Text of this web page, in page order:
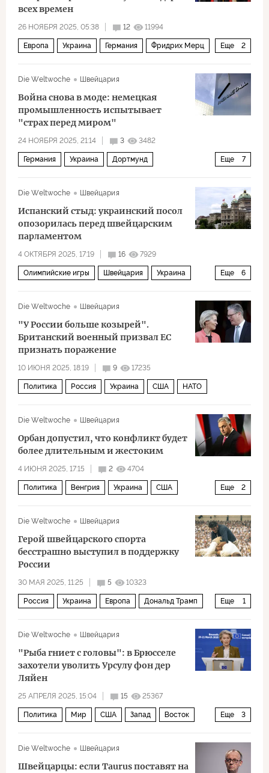
всех времен
26 НОЯБРЯ 2025, 05:38 12 11994
Еще 2
Европа Украина Германия Фридрих Мерц
Die Weltwoche
Швейцария
Война снова в моде: немецкая
промышленность испытывает
"страх перед миром"
24 НОЯБРЯ 2025, 21:14 3 3482
Еще 7
Германия Украина Дортмунд
Европа
Die Weltwoche Швейцария
Испанский стыд: украинский посол
опозорилась перед швейцарским
парламентом
4 ОКТЯБРЯ 2025, 17:19 16 7929
Еще 6
Олимпийские игры Швейцария Украина
Die Weltwoche Швейцария
"У России больше козырей".
Британский военный призвал ЕС
признать поражение
10 ИЮНЯ 2025, 18:19 9 17235
Политика Россия Украина США НАТО
Die Weltwoche Швейцария
Орбан допустил, что конфликт будет
более длительным и жестоким
4 ИЮНЯ 2025, 17:15 2 4704
Еще 2
Политика Венгрия Украина США
Die Weltwoche
Швейцария
Герой швейцарского спорта
бесстрашно выступил в поддержку
России
30 МАЯ 2025, 11:25 5 10323
Еще 1
Россия Украина Европа Дональд Трамп
Die Weltwoche
Швейцария
"Рыба гниет с головы": в Брюсселе
захотели уволить Урсулу фон дер
Ляйен
25 АПРЕЛЯ 2025, 15:04 15 25367
Еще 3
Политика Мир США Запад Восток
Die Weltwoche
Швейцария
Швейцарцы: если Taurus поставят на